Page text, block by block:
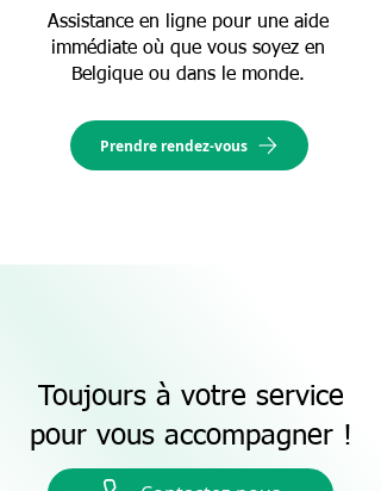
Assistance en ligne pour une aide
immédiate où que vous soyez en
Belgique ou dans le monde.
Prendre rendez-vous
Toujours à votre service
pour vous accompagner !